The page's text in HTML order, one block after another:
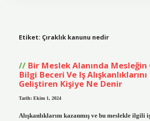
Etiket: Çıraklık kanunu nedir
Bir Meslek Alanında
Bilgi Beceri Ve Iş
Geliştiren Kişiye Ne Denir
Tarih: Ekim 1, 2024
Alışkanlıklarını kazanmış ve bu meslekle ilgili